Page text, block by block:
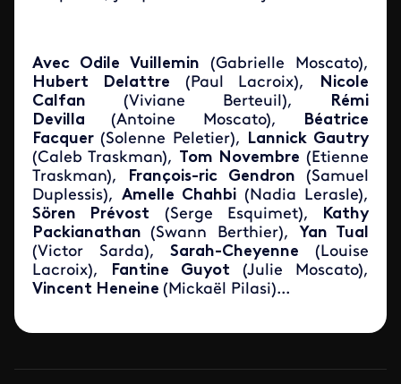
Avec Odile Vuillemin (Gabrielle Moscato),
Hubert Delattre (Paul Lacroix),
Nicole
Calfan (Viviane Berteuil),
Rémi
Devilla(Antoine Moscato),
Béatrice
Facquer (Solenne Peletier), Lannick Gautry
(Caleb Traskman), Tom Novembre (Etienne
Traskman), François-ric Gendron (Samuel
Duplessis), Amelle Chahbi (Nadia Lerasle),
Sören Prévost (Serge Esquimet), Kathy
Packianathan(Swann Berthier), Yan Tual
(Victor Sarda),Sarah-Cheyenne (Louise
Lacroix),
Fantine Guyot (Julie Moscato),
Vincent Heneine (Mickaël Pilasi)...